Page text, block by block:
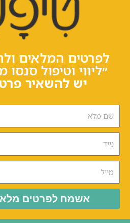
לפרטים המלאים
״ליווי וטיפול סנסו
יש להשאיר
אשמח לפרטים